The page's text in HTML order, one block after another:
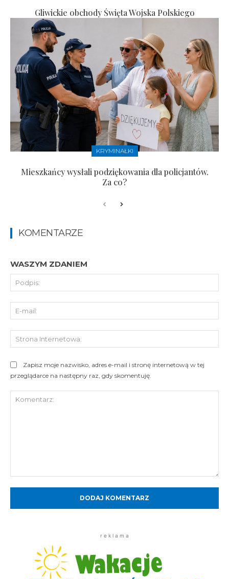
Gliwickie obchody Święta Wojska Polskiego
KRYMINAŁKI
Mieszkańcy wysłali podziękowania dla policjantów.
Za co?
KOMENTARZE
WASZYM ZDANIEM
Zapisz moje nazwisko, adres e-mail i stronę internetową w tej
przeglądarce na następny raz, gdy skomentuję.
r e k l a m a